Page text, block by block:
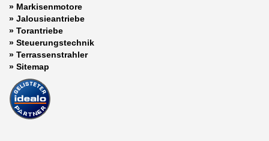
» Markisenmotore
» Jalousieantriebe
» Torantriebe
» Steuerungstechnik
» Terrassenstrahler
» Sitemap